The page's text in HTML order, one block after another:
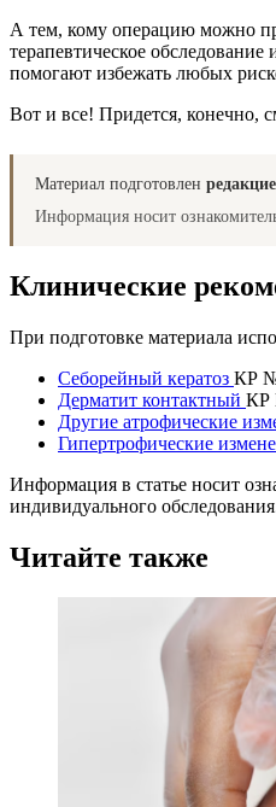
А тем, кому операцию можно
терапевтическое
помогают избежать любых
Вот и все! Придется, конечно,
Материал подготовлен
Информация носит
Клинические
При подготовке материала
Себорейный кератоз КР
Дерматит контактный КР
Другие атрофические
Гипертрофические
Информация в статье носит
индивидуального
Читайте также